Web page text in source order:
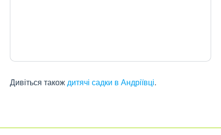
Дивіться такождитячі садки в Андріївці.